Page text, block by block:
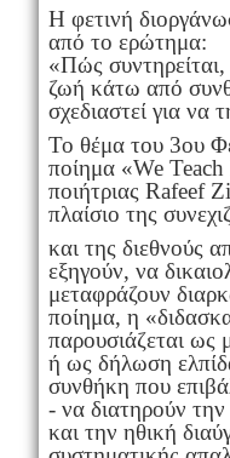
Η φετινή
από το ερώτημα:
«Πώς συντηρείται,
ζωή κάτω από
σχεδιαστεί για να
Το θέμα του 3ου
ποίημα «We
ποιήτριας Rafeef
πλαίσιο της
και της διεθνούς
εξηγούν, να
μεταφράζουν
ποίημα, η
παρουσιάζεται ως
ή ως δήλωση
συνθήκη που
- να διατηρούν
και την ηθική